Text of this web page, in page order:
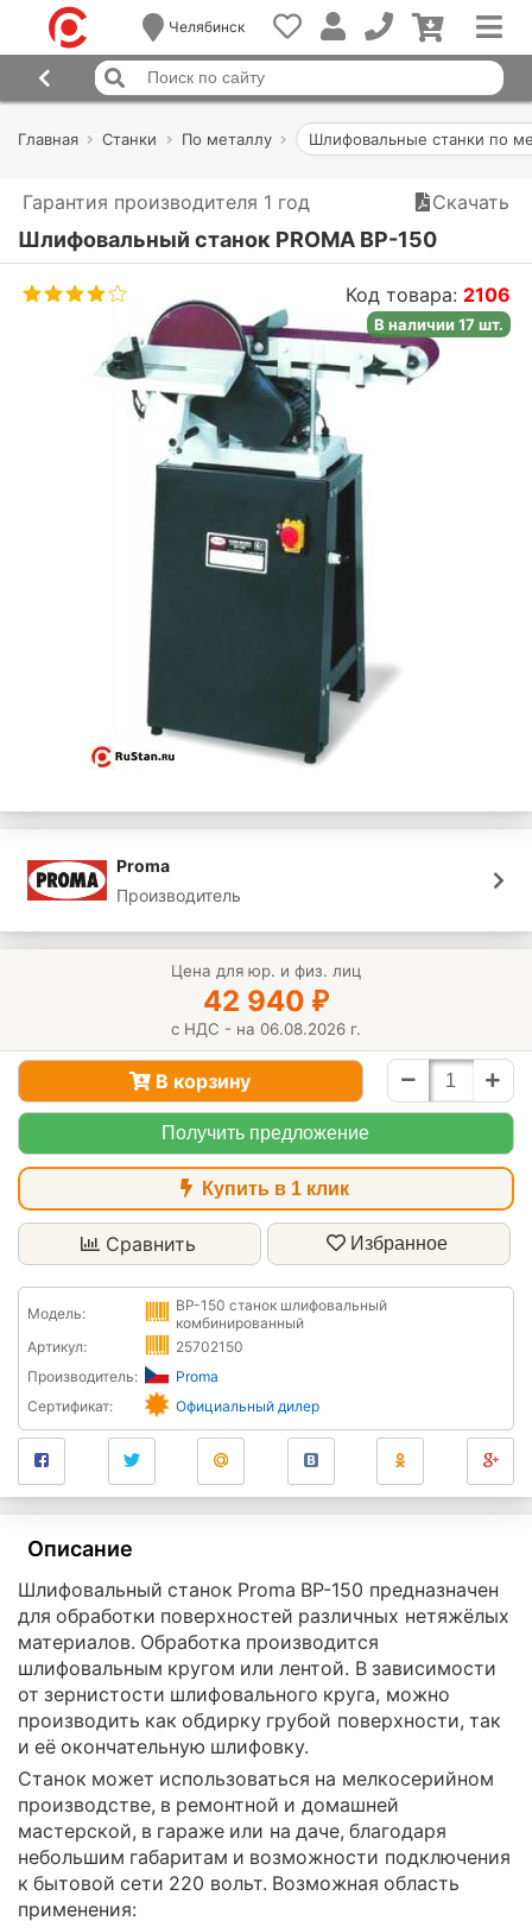
Челябинск
Главная Станки По металлу Шлифовальные станки по
Гарантия производителя 1 год Скачать
Шлифовальный станок PROMA BP-150
Код товара: 2106
В наличии 17 шт.
Proma
Производитель
Цена для юр. и физ. лиц
42 940 ₽
с НДС - на 06.08.2026 г.
В корзину
Получить предложение
Купить в 1 клик
Сравнить Избранное
Модель:
BP-150 станок шлифовальный
комбинированный
Артикул:
25702150
Производитель:
Proma
Сертификат:
Официальный дилер
Описание
Шлифовальный станок Proma BP-150 предназначен
для обработки поверхностей различных нетяжёлых
материалов. Обработка производится
шлифовальным кругом или лентой. В зависимости
от зернистости шлифовального круга, можно
производить как обдирку грубой поверхности, так
и её окончательную шлифовку.
Станок может использоваться на мелкосерийном
производстве, в ремонтной и домашней
мастерской, в гараже или на даче, благодаря
небольшим габаритам и возможности подключения
к бытовой сети 220 вольт. Возможная область
применения: